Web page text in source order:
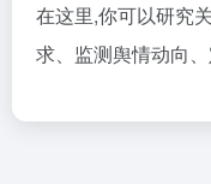
在这里,你可以研究
求、监测舆情动向、